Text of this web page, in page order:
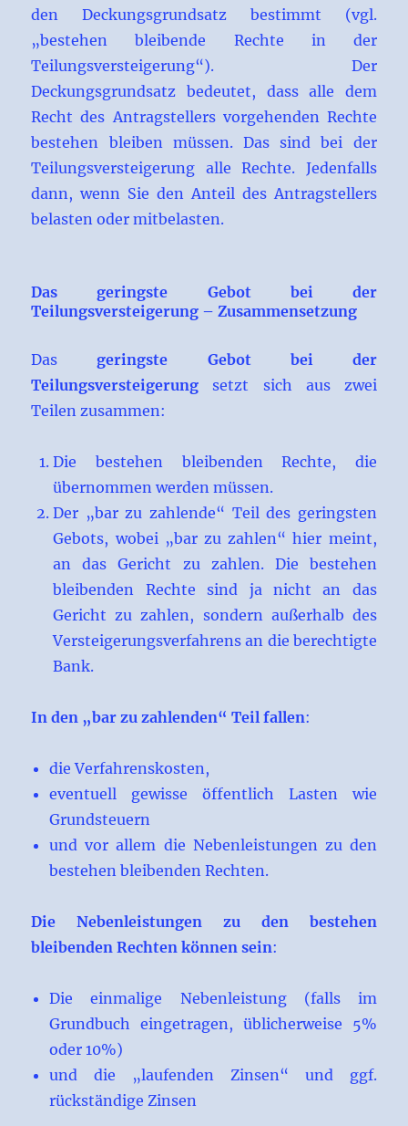
den Deckungsgrundsatz bestimmt (vgl.
„bestehen bleibende Rechte in der
Teilungsversteigerung“). Der
Deckungsgrundsatz bedeutet, dass alle dem
Recht des Antragstellers vorgehenden Rechte
bestehen bleiben müssen. Das sind bei der
Teilungsversteigerung alle Rechte. Jedenfalls
dann, wenn Sie den Anteil des Antragstellers
belasten oder mitbelasten.
Das geringste Gebot bei der
Teilungsversteigerung – Zusammensetzung
Das geringste Gebot bei der
Teilungsversteigerung setzt sich aus zwei
Teilen zusammen:
Die bestehen bleibenden Rechte, die
übernommen werden müssen.
Der „bar zu zahlende“ Teil des geringsten
Gebots, wobei „bar zu zahlen“ hier meint,
an das Gericht zu zahlen. Die bestehen
bleibenden Rechte sind ja nicht an das
Gericht zu zahlen, sondern außerhalb des
Versteigerungsverfahrens an die berechtigte
Bank.
In den „bar zu zahlenden“ Teil fallen:
die Verfahrenskosten,
eventuell gewisse öffentlich Lasten wie
Grundsteuern
und vor allem die Nebenleistungen zu den
bestehen bleibenden Rechten.
Die Nebenleistungen zu den bestehen
bleibenden Rechten können sein:
Die einmalige Nebenleistung (falls im
Grundbuch eingetragen, üblicherweise 5%
oder 10%)
und die „laufenden Zinsen“ und ggf.
rückständige Zinsen